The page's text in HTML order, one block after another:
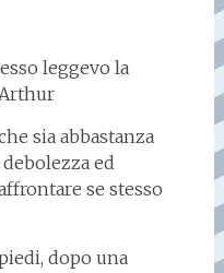
leggevo la
sia abbastanza
ed
se stesso
dopo una